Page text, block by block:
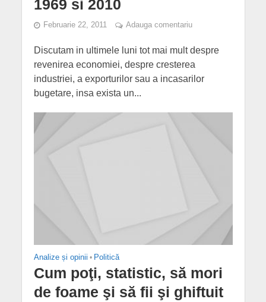
1969 si 2010
Februarie 22, 2011 Adauga comentariu
Discutam in ultimele luni tot mai mult despre
revenirea economiei, despre cresterea
industriei, a exporturilor sau a incasarilor
bugetare, insa exista un...
Analize și opinii • Politică
Cum poţi, statistic, să mori
de foame şi să fii şi ghiftuit